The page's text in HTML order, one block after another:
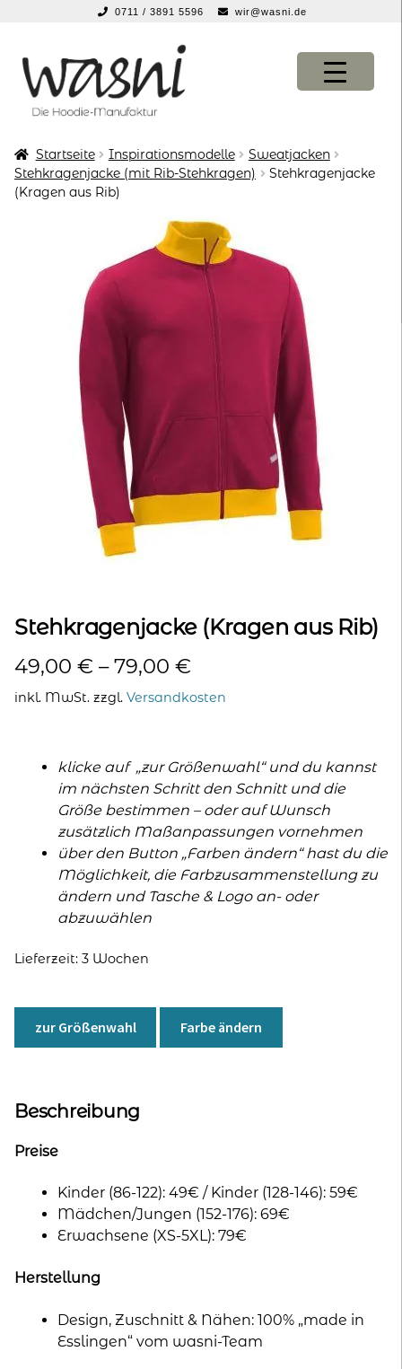
0711 / 3891 5596 wir@wasni.de
Navigation
springen
Inhalt
springen
KONFIGURATOR
KONFIGURATOR
Startseite Inspirationsmodelle
Sweatjacken
Stehkragenjacke (mit Rib-Stehkragen)
Stehkragenjacke
(Kragen aus Rib)
Stehkragenjacke (Kragen aus Rib)
49,00 € –79,00 €
inkl. MwSt. zzgl. Versandkosten
klicke auf „zur Größenwahl“ und du kannst
im nächsten Schritt den Schnitt und die
Größe bestimmen – oder auf Wunsch
zusätzlich Maßanpassungen vornehmen
über den Button „Farben ändern“ hast du die
Möglichkeit, die Farbzusammenstellung zu
ändern und Tasche & Logo an- oder
abzuwählen
Lieferzeit: 3 Wochen
zur Größenwahl Farbe ändern
Beschreibung
Preise
Kinder (86-122): 49€ / Kinder (128-146): 59€
Mädchen/Jungen (152-176): 69€
Erwachsene (XS-5XL): 79€
Herstellung
Design, Zuschnitt & Nähen: 100% „made in
Esslingen“ vom wasni-Team